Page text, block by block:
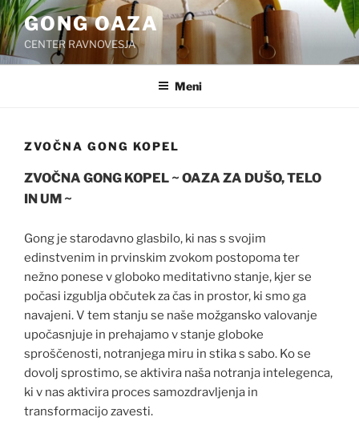
Skoči
na
vsebino
GONG OAZA
CENTER RAVNOVESJA
Meni
ZVOČNA GONG KOPEL
ZVOČNA GONG KOPEL ~ OAZA ZA DUŠO, TELO
IN UM ~
Gong je starodavno glasbilo, ki nas s svojim
edinstvenim in prvinskim zvokom postopoma ter
nežno ponese v globoko meditativno stanje, kjer se
počasi izgublja občutek za čas in prostor, ki smo ga
navajeni. V tem stanju se naše možgansko valovanje
upočasnjuje in prehajamo v stanje globoke
sproščenosti, notranjega miru in stika s sabo. Ko se
dovolj sprostimo, se aktivira naša notranja intelegenca,
ki v nas aktivira proces samozdravljenja in
transformacijo zavesti.